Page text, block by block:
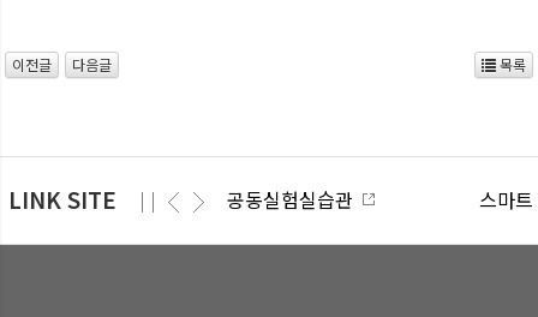
이전글 다음글 목록
LINK SITE 공동실험실습관 스마